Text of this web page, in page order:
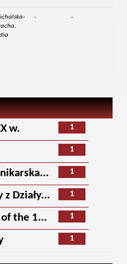
- -
1
w.
1
1
1
Działy...
1
the 1...
1